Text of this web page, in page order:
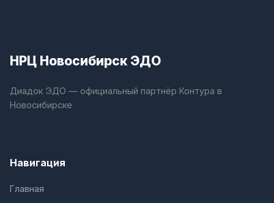
НРЦ Новосибирск ЭДО
Диадок ЭДО — официальный партнёр Контура в
Новосибирске
Навигация
Главная